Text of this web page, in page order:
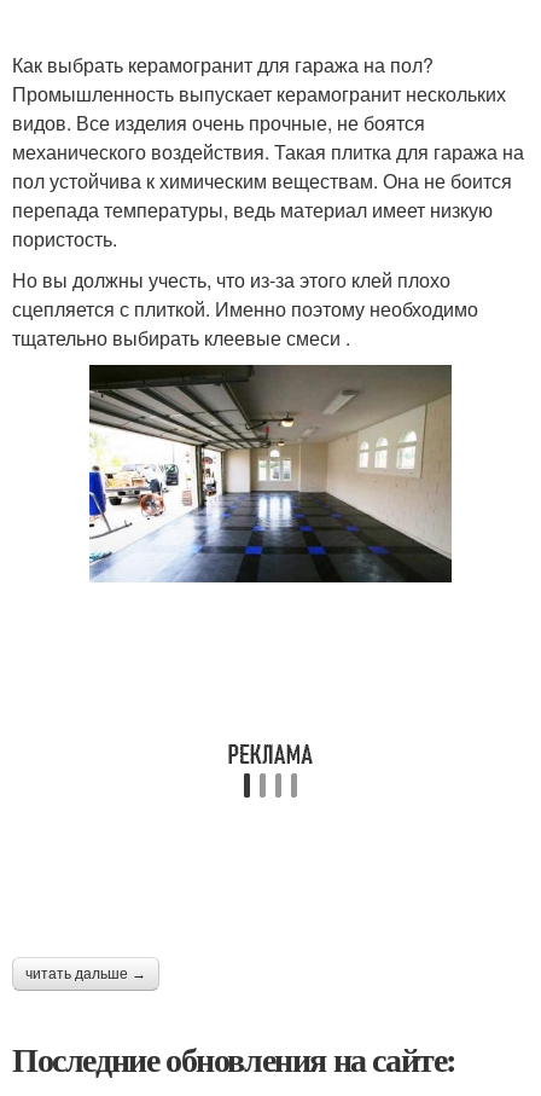
Как выбрать керамогранит для гаража на пол?
Промышленность выпускает керамогранит нескольких
видов. Все изделия очень прочные, не боятся
механического воздействия. Такая плитка для гаража на
пол устойчива к химическим веществам. Она не боится
перепада температуры, ведь материал имеет низкую
пористость.
Но вы должны учесть, что из-за этого клей плохо
сцепляется с плиткой. Именно поэтому необходимо
тщательно выбирать клеевые смеси .
читать дальше →
Последние обновления на сайте: